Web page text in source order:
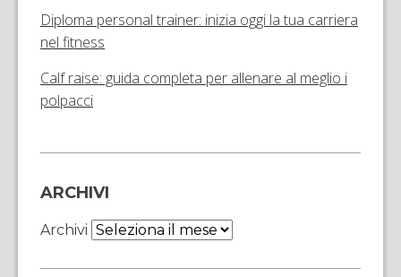
Diploma personal trainer: inizia oggi la tua carriera
nel fitness
Calf raise: guida completa per allenare al meglio i
polpacci
ARCHIVI
Archivi